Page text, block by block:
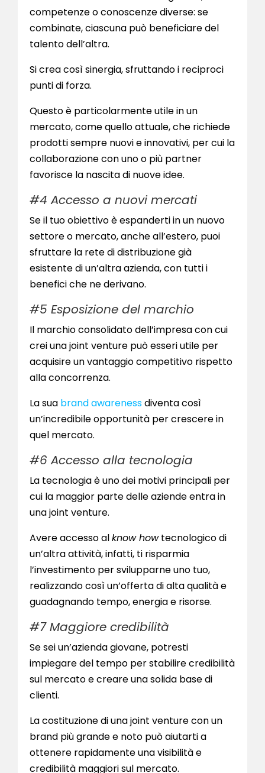
competenze o conoscenze diverse: se
combinate, ciascuna può beneficiare del
talento dell’altra.
Si crea così sinergia, sfruttando i reciproci
punti di forza.
Questo è particolarmente utile in un
mercato, come quello attuale, che richiede
prodotti sempre nuovi e innovativi, per cui la
collaborazione con uno o più partner
favorisce la nascita di nuove idee.
#4 Accesso a nuovi mercati
Se il tuo obiettivo è espanderti in un nuovo
settore o mercato, anche all’estero, puoi
sfruttare la rete di distribuzione già
esistente di un’altra azienda, con tutti i
benefici che ne derivano.
#5 Esposizione del marchio
Il marchio consolidato dell’impresa con cui
crei una joint venture può esseri utile per
acquisire un vantaggio competitivo rispetto
alla concorrenza.
La sua brand awarenessdiventa così
un’incredibile opportunità per crescere in
quel mercato.
#6 Accesso alla tecnologia
La tecnologia è uno dei motivi principali per
cui la maggior parte delle aziende entra in
una joint venture.
Avere accesso alknow howtecnologico di
un’altra attività, infatti, ti risparmia
l’investimento per svilupparne uno tuo,
realizzando così un’offerta di alta qualità e
guadagnando tempo, energia e risorse.
#7 Maggiore credibilità
Se sei un’azienda giovane, potresti
impiegare del tempo per stabilire credibilità
sul mercato e creare una solida base di
clienti.
La costituzione di una joint venture con un
brand più grande e noto può aiutarti a
ottenere rapidamente una visibilità e
credibilità maggiori sul mercato.